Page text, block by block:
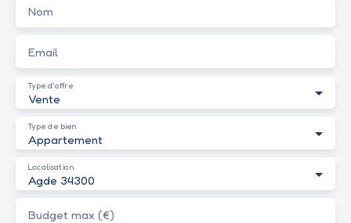
Nom
Email
Vente
Type d'offre
Appartement
Type de bien
Agde 34300
Localisation
Budget max (€)